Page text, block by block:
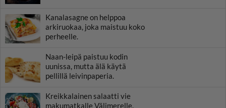
Kanalasagne on helppoa
arkiruokaa, joka maistuu koko
perheelle.
Naan-leipä paistuu kodin
uunissa, mutta älä käytä
pellillä leivinpaperia.
Kreikkalainen salaatti vie
makumatkalle Välimerelle.